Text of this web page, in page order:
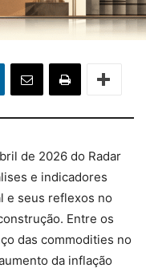
de 2026 do Radar
e indicadores
e seus reflexos no
Entre os
das commodities no
da inflação